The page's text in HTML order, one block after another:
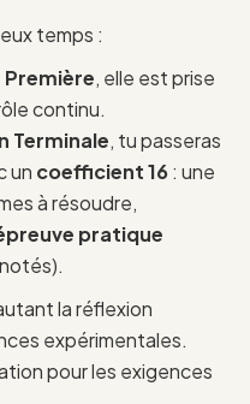
temps :
Première, elle est prise
continu.
Terminale, tu passeras
un coefficient 16: une
à résoudre,
pratique
la réflexion
expérimentales.
pour les exigences